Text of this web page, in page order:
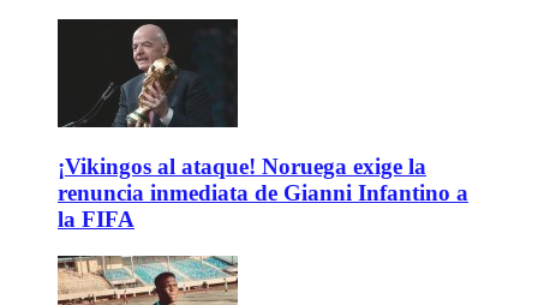
¡Vikingos al ataque! Noruega exige la
renuncia inmediata de Gianni Infantino a
la FIFA